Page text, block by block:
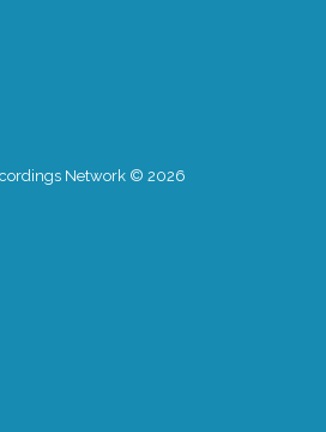
Network © 2026